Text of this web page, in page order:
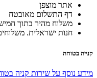
אתר מוצפן
דף התשלום מאובטח
משלוח מהיר בתוך
חנות ישראלית.
קנייה בטוחה
מידע נוסף על שירות קניה